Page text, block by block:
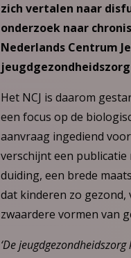
zich vertalen naar
onderzoek naar
Nederlands Centrum
jeugdgezondheidszorg
Het NCJ is daarom
een focus op de
aanvraag ingediend
verschijnt een
duiding, een brede
dat kinderen zo gezond,
zwaardere vormen van
‘De